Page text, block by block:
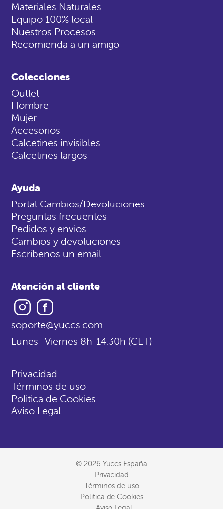
Materiales Naturales
Equipo 100% local
Nuestros Procesos
Recomienda a un amigo
Colecciones
Outlet
Hombre
Mujer
Accesorios
Calcetines invisibles
Calcetines largos
Ayuda
Portal Cambios/Devoluciones
Preguntas frecuentes
Pedidos y envios
Cambios y devoluciones
Escríbenos un email
Atención al cliente
Instagram
soporte@yuccs.com
Lunes- Viernes 8h-14:30h (CET)
Privacidad
Términos de uso
Politica de Cookies
Aviso Legal
© 2026 Yuccs España
Privacidad
Términos de uso
Politica de Cookies